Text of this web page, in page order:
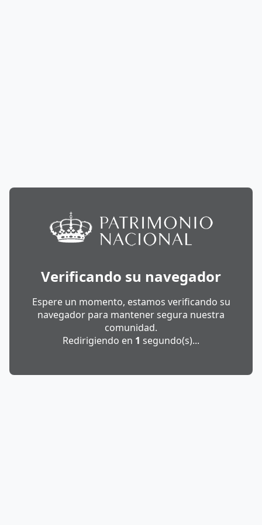
Verificando su navegador
Espere un momento, estamos verificando su
navegador para mantener segura nuestra
comunidad.
Redirigiendo en 1 segundo(s)...